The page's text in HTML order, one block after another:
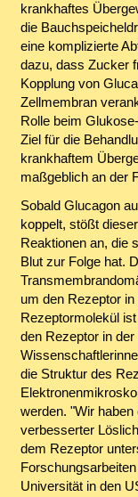
krankhaftes
die
eine komplizierte
dazu, dass Zucker
Kopplung von
Zellmembran
Rolle beim
Ziel für die
krankhaftem
maßgeblich an der
Sobald Glucagon
koppelt, stößt
Reaktionen an, die
Blut zur Folge hat.
um den Rezeptor
Rezeptormolekül
den Rezeptor in
die Struktur des
werden. "Wir
verbesserter
dem Rezeptor
Universität in den